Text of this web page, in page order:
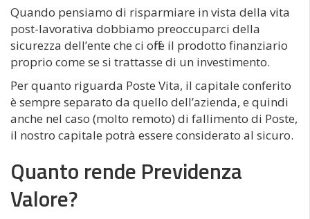
Quando pensiamo di risparmiare in vista della vita
post-lavorativa dobbiamo preoccuparci della
sicurezza dell’ente che ci offre il prodotto finanziario
proprio come se si trattasse di un investimento.
Per quanto riguarda Poste Vita, il capitale conferito
è sempre separato da quello dell’azienda, e quindi
anche nel caso (molto remoto) di fallimento di Poste,
il nostro capitale potrà essere considerato al sicuro.
Quanto rende Previdenza
Valore?